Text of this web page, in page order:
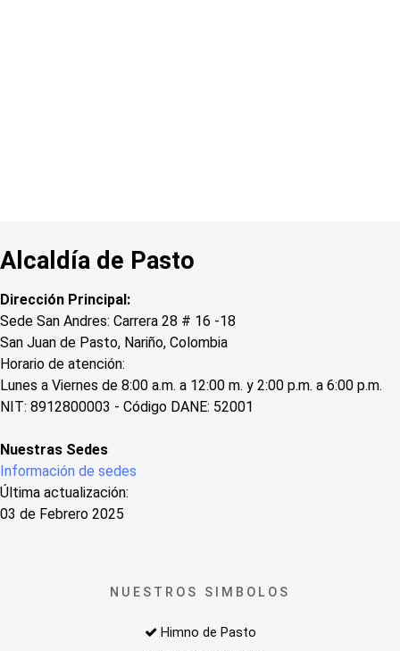
Alcaldía de Pasto
Dirección Principal:
Sede San Andres: Carrera 28 # 16 -18
San Juan de Pasto, Nariño, Colombia
Horario de atención:
Lunes a Viernes de 8:00 a.m. a 12:00 m. y 2:00 p.m. a 6:00 p.m.
NIT: 8912800003 - Código DANE: 52001
Nuestras Sedes
Información de sedes
Última actualización:
03 de Febrero 2025
NUESTROS SIMBOLOS
Himno de Pasto